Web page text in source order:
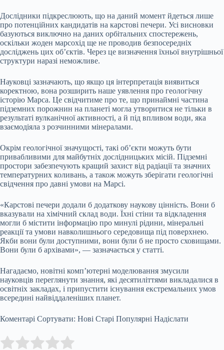
Дослідники підкреслюють, що на даний момент йдеться лише
про потенційних кандидатів на карстові печери. Усі висновки
базуються виключно на даних орбітальних спостережень,
оскільки жоден марсохід ще не проводив безпосередніх
досліджень цих об’єктів. Через це визначення їхньої внутрішньої
структури наразі неможливе.
Науковці зазначають, що якщо ця інтерпретація виявиться
коректною, вона розширить наше уявлення про геологічну
історію Марса. Це свідчитиме про те, що принаймні частина
підземних порожнин на планеті могла утворитися не тільки в
результаті вулканічної активності, а й під впливом води, яка
взаємодіяла з розчинними мінералами.
Окрім геологічної значущості, такі об’єкти можуть бути
привабливими для майбутніх дослідницьких місій. Підземні
простори забезпечують кращий захист від радіації та значних
температурних коливань, а також можуть зберігати геологічні
свідчення про давні умови на Марсі.
«Карстові печери додали б додаткову наукову цінність. Вони б
вказували на хімічний склад води. Їхні стіни та відкладення
могли б містити інформацію про минулі рідини, мінеральні
реакції та умови навколишнього середовища під поверхнею.
Якби вони були доступними, вони були б не просто сховищами.
Вони були б архівами», — зазначається у статті.
Нагадаємо, новітні комп’ютерні моделювання змусили
науковців переглянути знання, які десятиліттями викладалися в
освітніх закладах, і припустити існування екстремальних умов
всередині найвіддаленіших планет.
Коментарі Сортувати: Нові Старі Популярні Надіслати
Rate this item: